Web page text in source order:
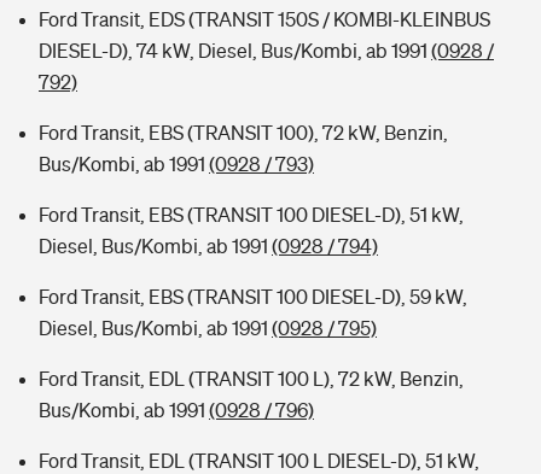
Ford Transit, EDS (TRANSIT 150S / KOMBI-KLEINBUS
DIESEL-D), 74 kW, Diesel, Bus/Kombi, ab 1991 (0928 /
792)
Ford Transit, EBS (TRANSIT 100), 72 kW, Benzin,
Bus/Kombi, ab 1991 (0928 / 793)
Ford Transit, EBS (TRANSIT 100 DIESEL-D), 51 kW,
Diesel, Bus/Kombi, ab 1991 (0928 / 794)
Ford Transit, EBS (TRANSIT 100 DIESEL-D), 59 kW,
Diesel, Bus/Kombi, ab 1991 (0928 / 795)
Ford Transit, EDL (TRANSIT 100 L), 72 kW, Benzin,
Bus/Kombi, ab 1991 (0928 / 796)
Ford Transit, EDL (TRANSIT 100 L DIESEL-D), 51 kW,